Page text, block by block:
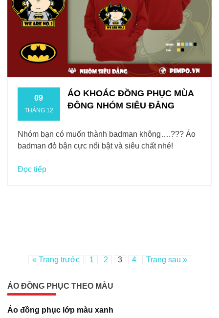
09
THÁNG 12
ÁO KHOÁC ĐỒNG PHỤC MÙA
ĐÔNG NHÓM SIÊU ĐẲNG
Nhóm bạn có muốn thành badman không….??? Áo
badman đỏ bận cực nổi bật và siêu chất nhé!
Đọc tiếp
« Trang trước 1 2 3 4 Trang sau »
ÁO ĐỒNG PHỤC THEO MÀU
Áo đồng phục lớp màu xanh